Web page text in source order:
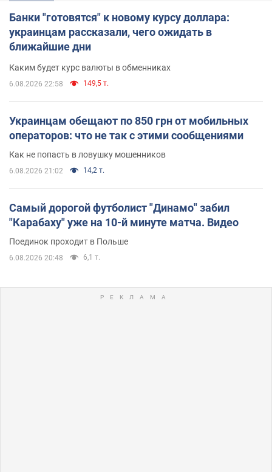
Банки "готовятся" к новому курсу доллара:
украинцам рассказали, чего ожидать в
ближайшие дни
Каким будет курс валюты в обменниках
6.08.2026 22:58 149,5 т.
Украинцам обещают по 850 грн от мобильных
операторов: что не так с этими сообщениями
Как не попасть в ловушку мошенников
6.08.2026 21:02 14,2 т.
Самый дорогой футболист "Динамо" забил
"Карабаху" уже на 10-й минуте матча. Видео
Поединок проходит в Польше
6.08.2026 20:48 6,1 т.